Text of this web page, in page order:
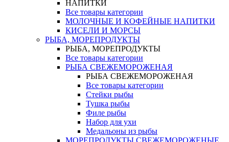
НАПИТКИ
Все товары категории
МОЛОЧНЫЕ И КОФЕЙНЫЕ НАПИТКИ
КИСЕЛИ И МОРСЫ
РЫБА, МОРЕПРОДУКТЫ
РЫБА, МОРЕПРОДУКТЫ
Все товары категории
РЫБА СВЕЖЕМОРОЖЕНАЯ
РЫБА СВЕЖЕМОРОЖЕНАЯ
Все товары категории
Стейки рыбы
Тушка рыбы
Филе рыбы
Набор для ухи
Медальоны из рыбы
МОРЕПРОДУКТЫ СВЕЖЕМОРОЖЕНЫЕ